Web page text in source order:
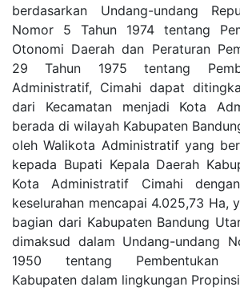
berdasarkan Undang-undang
Nomor 5 Tahun 1974 tentang
Otonomi Daerah dan Peraturan
29 Tahun 1975 tentang
Administratif, Cimahi dapat
dari Kecamatan menjadi Kota
berada di wilayah Kabupaten
oleh Walikota Administratif yang
kepada Bupati Kepala Daerah
Kota Administratif Cimahi
keselurahan mencapai 4.025,73 Ha,
bagian dari Kabupaten Bandung
dimaksud dalam Undang-undang
1950 tentang Pembentukan
Kabupaten dalam lingkungan